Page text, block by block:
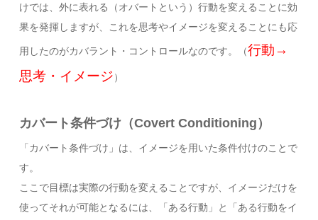
けでは、外に表れる（オバートという）行動を変えることに効
果を発揮しますが、これを思考やイメージを変えることにも応
用したのがカバラント・コントロールなのです。（行動→
思考・イメージ）
カバート条件づけ（Covert Conditioning）
「カバート条件づけ」は、イメージを用いた条件付けのことで
す。
ここで目標は実際の行動を変えることですが、イメージだけを
使ってそれが可能となるには、「ある行動」と「ある行動をイ